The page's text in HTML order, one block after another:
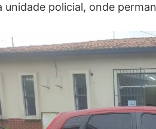
policial, onde